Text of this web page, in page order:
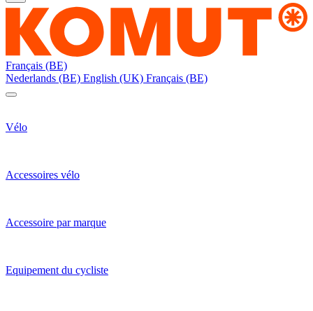
Français (BE)
Nederlands (BE) English (UK) Français (BE)
Vélo
Accessoires vélo
Accessoire par marque
Equipement du cycliste